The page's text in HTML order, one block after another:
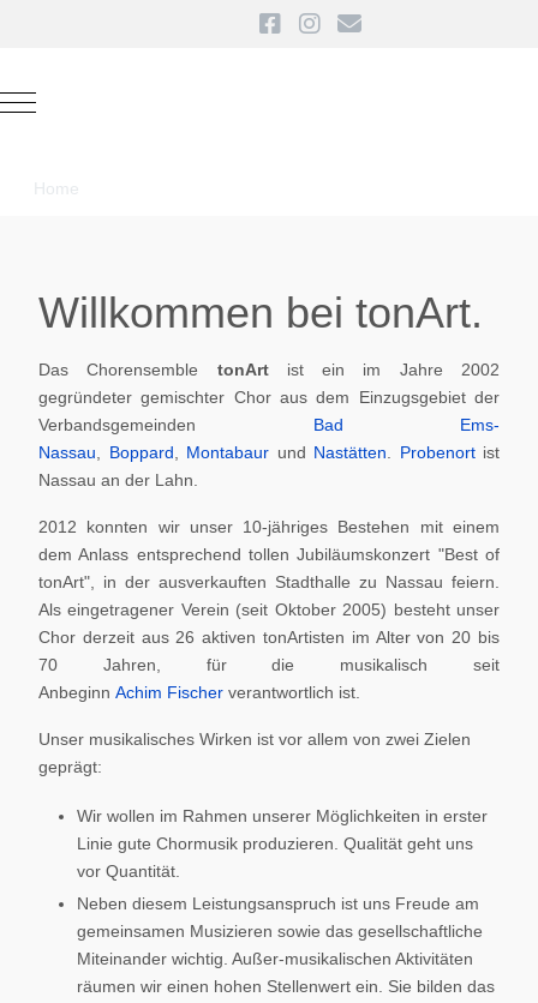
Mobile Menu Toggle
Home
Willkommen bei tonArt.
Das Chorensemble tonArt ist ein im Jahre 2002
gegründeter gemischter Chor aus dem Einzugsgebiet der
Verbandsgemeinden Bad Ems-
Nassau
Boppard Montabaur und Nastätten Probenortist
Nassau an der Lahn.
2012 konnten wir unser 10-jähriges Bestehen mit einem
dem Anlass entsprechend tollen Jubiläumskonzert "Best of
tonArt", in der ausverkauften Stadthalle zu Nassau feiern.
Als eingetragener Verein (seit Oktober 2005) besteht unser
Chor derzeit aus 26 aktiven tonArtisten im Alter von 20 bis
70 Jahren, für die musikalisch seit
Anbeginn Achim Fischer verantwortlich ist.
Unser musikalisches Wirken ist vor allem von zwei Zielen
geprägt:
Wir wollen im Rahmen unserer Möglichkeiten in erster
Linie gute Chormusik produzieren. Qualität geht uns
vor Quantität.
Neben diesem Leistungsanspruch ist uns Freude am
gemeinsamen Musizieren sowie das gesellschaftliche
Miteinander wichtig. Außer-musikalischen Aktivitäten
räumen wir einen hohen Stellenwert ein. Sie bilden das